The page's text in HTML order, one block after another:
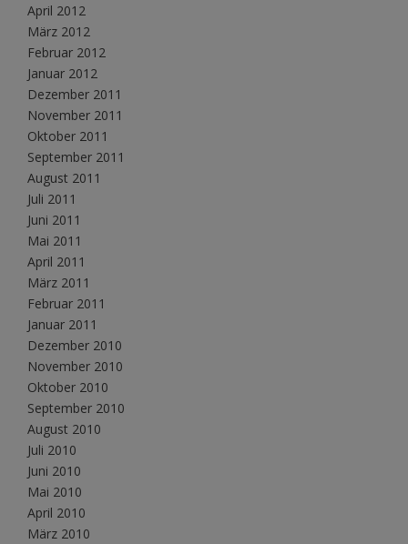
April 2012
März 2012
Februar 2012
Januar 2012
Dezember 2011
November 2011
Oktober 2011
September 2011
August 2011
Juli 2011
Juni 2011
Mai 2011
April 2011
März 2011
Februar 2011
Januar 2011
Dezember 2010
November 2010
Oktober 2010
September 2010
August 2010
Juli 2010
Juni 2010
Mai 2010
April 2010
März 2010